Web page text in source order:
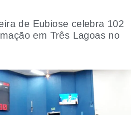
de Eubiose celebra 102
em Três Lagoas no